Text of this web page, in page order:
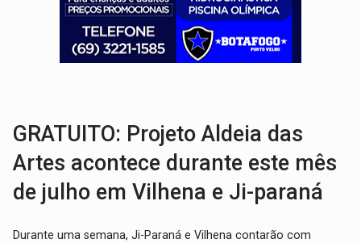
AÇÃO CONJUNTA:Forças policiais apreendem cerca de 1kg de
PF ESTÁ APURANDO:Flávio Bolsonaro escolhe Alfredo Gaspar como vice, alvo de
GRATUITO: Projeto Aldeia das
Artes acontece durante este mês
de julho em Vilhena e Ji-paraná
Durante uma semana, Ji-Paraná e Vilhena contarão com